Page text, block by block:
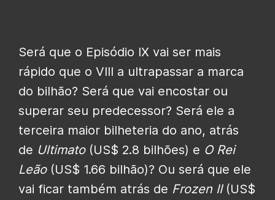
Será que o Episódio IX vai ser mais
rápido que o VIII a ultrapassar a marca
do bilhão? Será que vai encostar ou
superar seu predecessor? Será ele a
terceira maior bilheteria do ano, atrás
de Ultimato (US$ 2.8 bilhões) e O Rei
Leão(US$ 1.66 bilhão)? Ou será que ele
vai ficar também atrás de Frozen II(US$